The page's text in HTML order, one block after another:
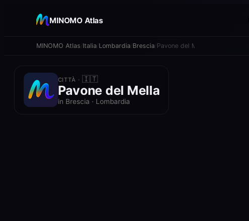
MINOMO Atlas
MINOMO Atlas Italia Lombardia Brescia Pavone del Mella
CITTÀ · 🇮🇹
Pavone del Mella
in Brescia · Lombardia